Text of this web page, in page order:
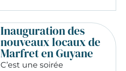
Inauguration des
nouveaux locaux de
Marfret en Guyane
C’est une soirée